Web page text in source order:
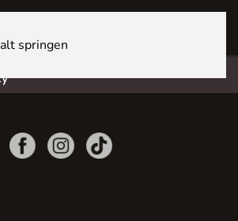
springen